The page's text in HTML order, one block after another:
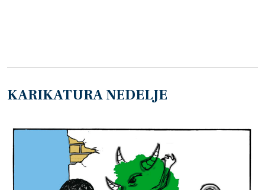
KARIKATURA NEDELJE